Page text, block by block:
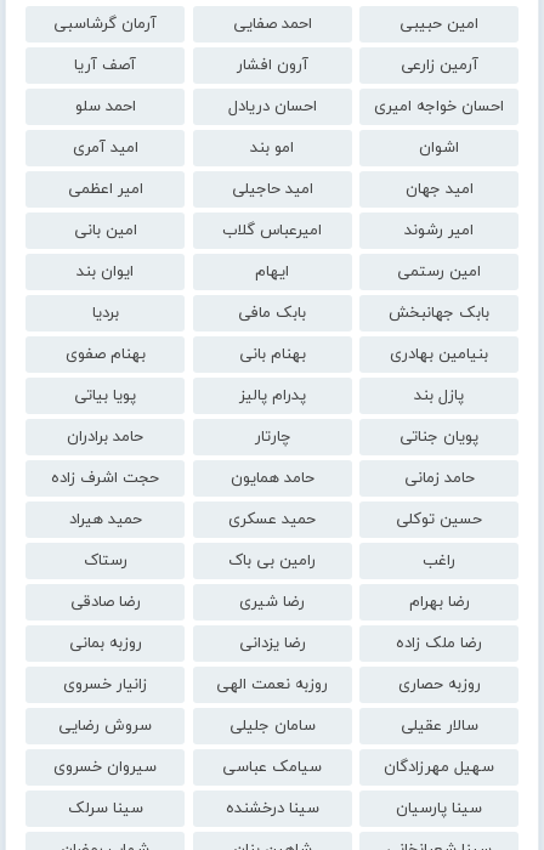
امین حبیبی احمد صفایی
آرمان گرشاسبی
آرمین زارعی
آرون افشار
آصف آریا
احسان خواجه امیری
احسان دریادل
احمد سلو
اشوان
امو بند
امید آمری
امید جهان
امید حاجیلی
امیر اعظمی
امیر رشوند
امیرعباس گلاب
امین بانی
امین رستمی
ایهام
ایوان بند
بابک جهانبخش
بابک مافی
بردیا
بنیامین بهادری
بهنام بانی
بهنام صفوی
پازل بند
پدرام پالیز
پویا بیاتی
پویان جناتی
چارتار
حامد برادران
حامد زمانی
حامد همایون
حجت اشرف زاده
حسین توکلی
حمید عسکری
حمید هیراد
راغب
رامین بی باک
رستاک
رضا بهرام
رضا شیری
رضا صادقی
رضا ملک زاده
رضا یزدانی
روزبه بمانی
روزبه حصاری
روزبه نعمت الهی
زانیار خسروی
سالار عقیلی
سامان جلیلی
سروش رضایی
سهیل مهرزادگان
سیامک عباسی
سیروان خسروی
سینا پارسیان
سینا درخشنده
سینا سرلک